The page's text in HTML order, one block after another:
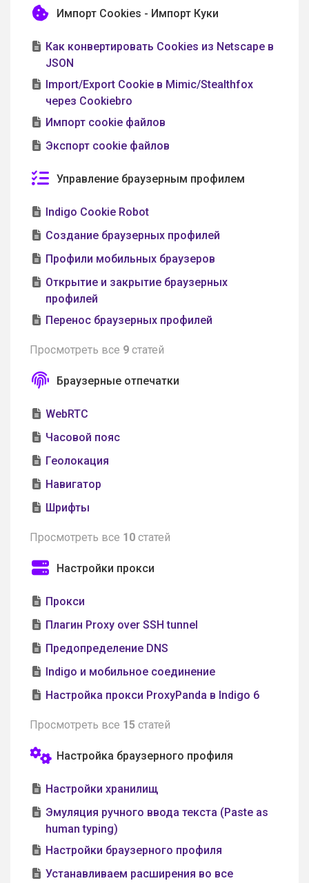
Импорт Cookies - Импорт Куки
Как конвертировать Cookies из Netscape в
JSON
Import/Export Cookie в Mimic/Stealthfox
через Cookiebro
Импорт cookie файлов
Экспорт cookie файлов
Управление браузерным профилем
Indigo Cookie Robot
Создание браузерных профилей
Профили мобильных браузеров
Открытие и закрытие браузерных
профилей
Перенос браузерных профилей
Просмотреть все 9 статей
Браузерные отпечатки
WebRTC
Часовой пояс
Геолокация
Навигатор
Шрифты
Просмотреть все 10 статей
Настройки прокси
Прокси
Плагин Proxy over SSH tunnel
Предопределение DNS
Indigo и мобильное соединение
Настройка прокси ProxyPanda в Indigo 6
Просмотреть все 15 статей
Настройка браузерного профиля
Настройки хранилищ
Эмуляция ручного ввода текста (Paste as
human typing)
Настройки браузерного профиля
Устанавливаем расширения во все